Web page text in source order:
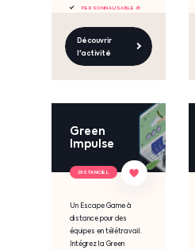
PERSONNALISABLE 🎨
Découvrir
l'activité
Green
Impulse
Un Escape Game à
distance pour des
équipes en télétravail.
Intégrez la Green
DISTANCIEL